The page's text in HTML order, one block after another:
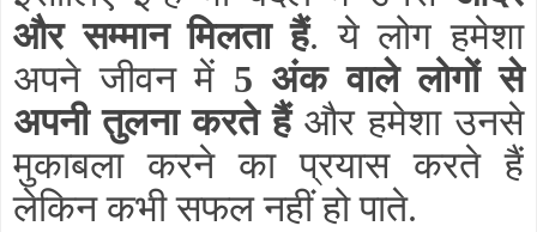
और सम्मान मिलता हैं. ये लोग हमेशा
अपने जीवन में 5 अंक वाले लोगों से
अपनी तुलना करते हैंऔर हमेशा उनसे
मुकाबला करने का प्रयास करते हैं
लेकिन कभी सफल नहीं हो पाते.